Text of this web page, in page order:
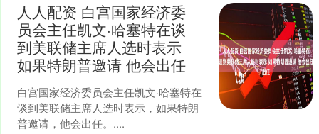
人人配资 白宫国家经济委
员会主任凯文·哈塞特在谈
到美联储主席人选时表示
如果特朗普邀请 他会出任
白宫国家经济委员会主任凯文·哈塞特在
谈到美联储主席人选时表示，如果特朗
普邀请，他会出任。....